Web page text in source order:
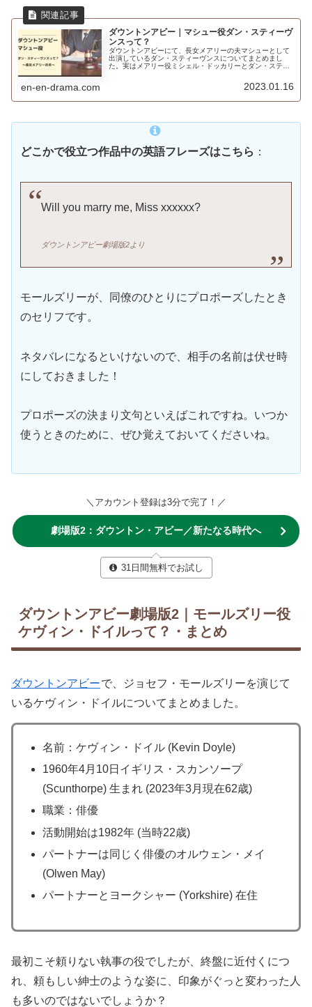
ダウントンアビー｜マシュー役ダン・スティーヴ
ンスって？
ダウントンアビーにて、長女メアリーの夫マシューとして
出演しているダン・スティーヴンスについてまとめまし
た。実はメアリー役ミシェル・ドッカリーとダン・スティ
en-en-drama.com 2023.01.16
どこかで役立つ作品中の英語フレーズはこちら ：
Will you marry me, Miss xxxxxx?
ダウントンアビー劇場版2より
モールズリーが、同僚のひとりにプロポーズしたとき
のセリフです。
ネタバレになるといけないので、相手の名前は伏せ時
にしておきました！
プロポーズの決まり文句といえばこれですね。いつか
使うときのために、ぜひ覚えておいてくださいね。
＼アカウント登録は3分で完了！／
劇場版2：ダウントン・アビー／新たなる時代へ
31日間無料でお試し
ダウントンアビー劇場版2｜モールズリー役
ケヴィン・ドイルって？・まとめ
ダウントンアビーで、ジョセフ・モールズリーを演じて
いるケヴィン・ドイルについてまとめました。
名前：ケヴィン・ドイル (Kevin Doyle)
1960年4月10日イギリス・スカンソープ
(Scunthorpe) 生まれ (2023年3月現在62歳)
職業：俳優
活動開始は1982年 (当時22歳)
パートナーは同じく俳優のオルウェン・メイ
(Olwen May)
パートナーとヨークシャー (Yorkshire) 在住
最初こそ頼りない執事の役でしたが、終盤に近付くにつ
れ、頼もしい紳士のような姿に、印象がぐっと変わった人
も多いのではないでしょうか？